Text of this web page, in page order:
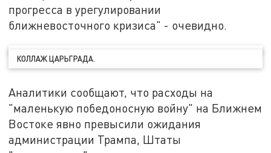
прогресса в урегулировании
ближневосточного кризиса" - очевидно.
КОЛЛАЖ ЦАРЬГРАДА.
Аналитики сообщают, что расходы на
"маленькую победоносную войну" на Ближнем
Востоке явно превысили ожидания
администрации Трампа, Штаты